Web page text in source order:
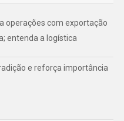
operações com exportação
entenda a logística
e reforça importância